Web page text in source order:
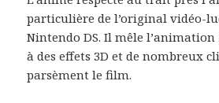
particulière de l’original vidéo-
Nintendo DS. Il mêle
à des effets 3D et de nombreux
parsèment le film.